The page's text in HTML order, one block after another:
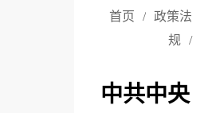
首页
/ 政策法
规 /
中共中央